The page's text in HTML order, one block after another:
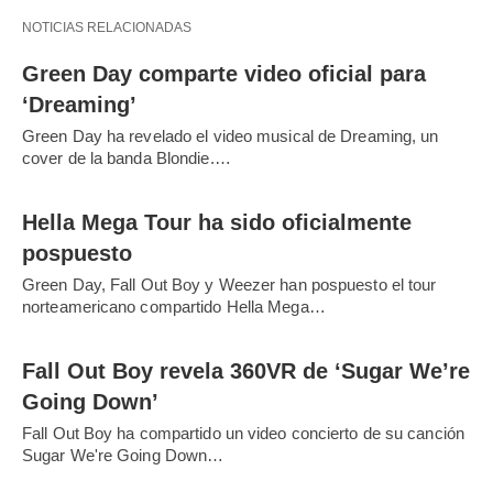
NOTICIAS RELACIONADAS
Green Day comparte video oficial para
‘Dreaming’
Green Day ha revelado el video musical de Dreaming, un
cover de la banda Blondie.…
Hella Mega Tour ha sido oficialmente
pospuesto
Green Day, Fall Out Boy y Weezer han pospuesto el tour
norteamericano compartido Hella Mega…
Fall Out Boy revela 360VR de ‘Sugar We’re
Going Down’
Fall Out Boy ha compartido un video concierto de su canción
Sugar We're Going Down…